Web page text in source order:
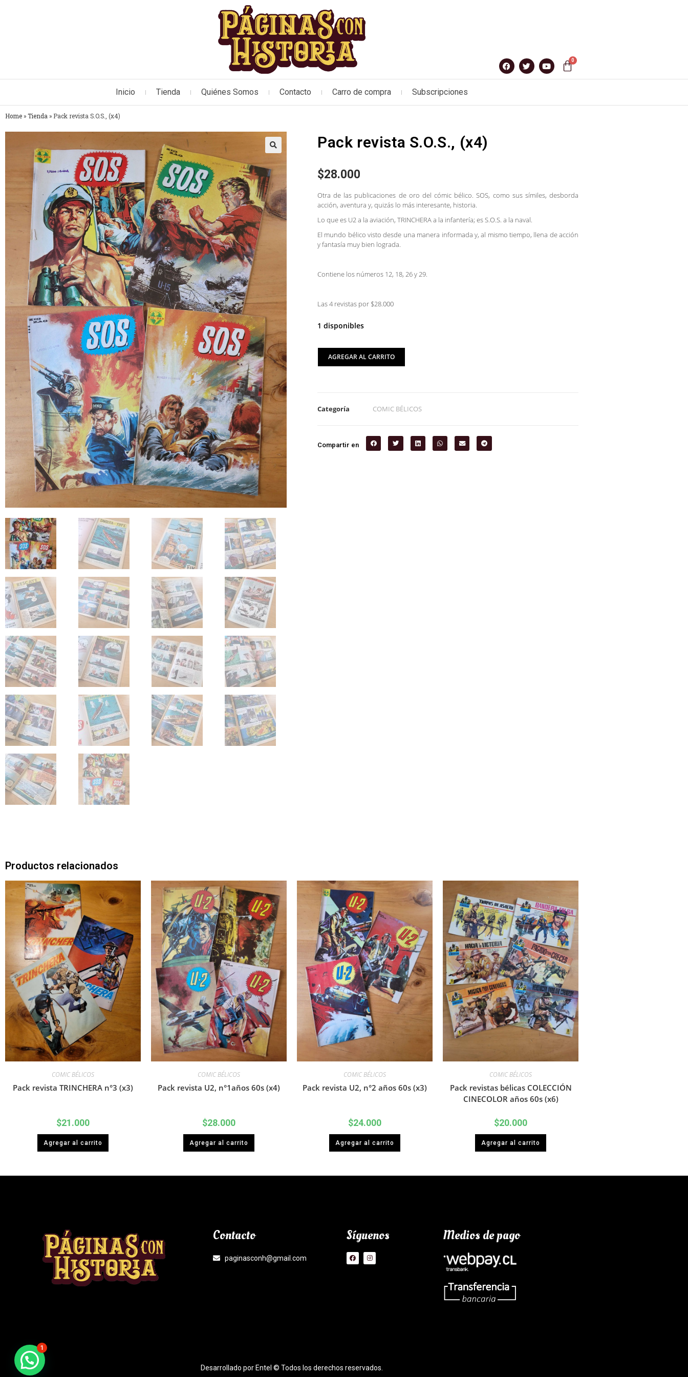
Inicio Tienda Quiénes Somos Contacto Carro de compra Subscripciones
Home » Tienda » Pack revista S.O.S., (x4)
Pack revista S.O.S., (x4)
$28.000
Otra de las publicaciones de oro del cómic bélico. SOS, como sus símiles, desborda
acción, aventura y, quizás lo más interesante, historia.
Lo que es U2 a la aviación, TRINCHERA a la infantería; es S.O.S. a la naval.
El mundo bélico visto desde una manera informada y, al mismo tiempo, llena de acción
y fantasía muy bien lograda.
Contiene los números 12, 18, 26 y 29.
Las 4 revistas por $28.000
1 disponibles
AGREGAR AL CARRITO
Categoría COMIC BÉLICOS
Compartir en
Productos relacionados
COMIC BÉLICOS
Pack revista TRINCHERA n°3 (x3)
$21.000
Agregar al carrito
COMIC BÉLICOS
Pack revista U2, n°1años 60s (x4)
$28.000
Agregar al carrito
COMIC BÉLICOS
Pack revista U2, n°2 años 60s (x3)
$24.000
Agregar al carrito
COMIC BÉLICOS
Pack revistas bélicas COLECCIÓN
CINECOLOR años 60s (x6)
$20.000
Agregar al carrito
Contacto
paginasconh@gmail.com
Síguenos Medios de pago
Desarrollado por Entel © Todos los derechos reservados.
1